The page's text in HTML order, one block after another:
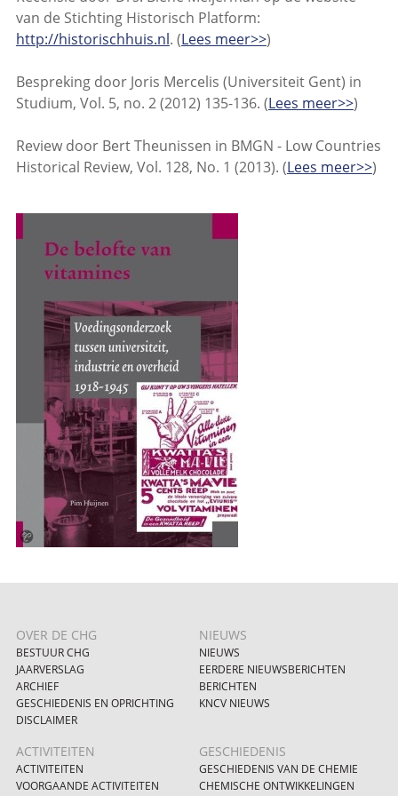
van de Stichting Historisch Platform:
http://historischhuis.nl. (Lees meer>>)
Bespreking door Joris Mercelis (Universiteit Gent) in
Studium, Vol. 5, no. 2 (2012) 135-136. (Lees meer>>)
Review door Bert Theunissen in BMGN - Low Countries
Historical Review, Vol. 128, No. 1 (2013). (Lees meer>>)
OVER DE CHG
BESTUUR CHG
JAARVERSLAG
ARCHIEF
GESCHIEDENIS EN OPRICHTING
DISCLAIMER
NIEUWS
NIEUWS
EERDERE NIEUWSBERICHTEN
BERICHTEN
KNCV NIEUWS
ACTIVITEITEN
ACTIVITEITEN
VOORGAANDE ACTIVITEITEN
GESCHIEDENIS
GESCHIEDENIS VAN DE CHEMIE
CHEMISCHE ONTWIKKELINGEN